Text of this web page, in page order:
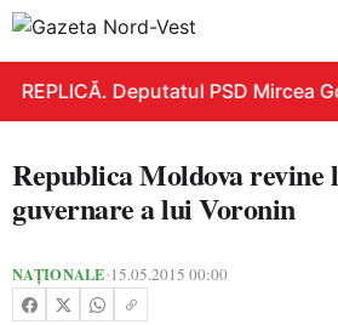
REPLICĂ. Deputatul PSD Mircea
Republica Moldova revine
guvernare a lui Voronin
NAȚIONALE•15.05.2015 00:00